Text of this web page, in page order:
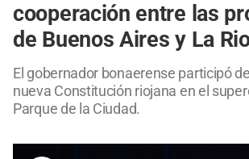
cooperación entre las
de Buenos Aires y La
El gobernador bonaerense participó
nueva Constitución riojana en el
Parque de la Ciudad.